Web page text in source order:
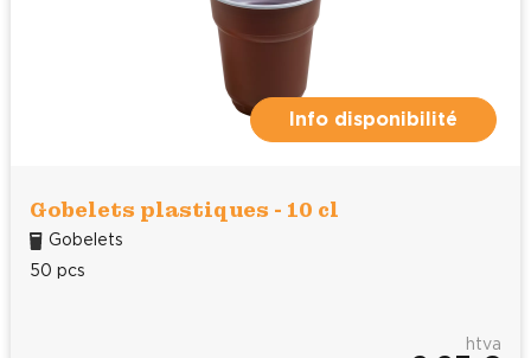
Info disponibilité
Gobelets plastiques - 10 cl
Gobelets
50 pcs
htva